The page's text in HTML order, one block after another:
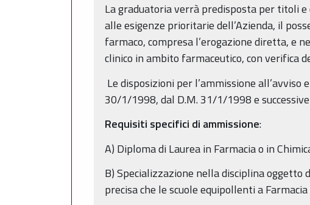
La graduatoria verrà predisposta per titoli
alle esigenze prioritarie dell’Azienda, il
farmaco, compresa l’erogazione diretta, e
clinico in ambito farmaceutico, con verifica
Le disposizioni per l’ammissione
30/1/1998, dal D.M. 31/1/1998 e
Requisiti specifici di ammissione:
A) Diploma di Laurea in Farmacia o in
B) Specializzazione nella disciplina oggetto
precisa che le scuole equipollenti a